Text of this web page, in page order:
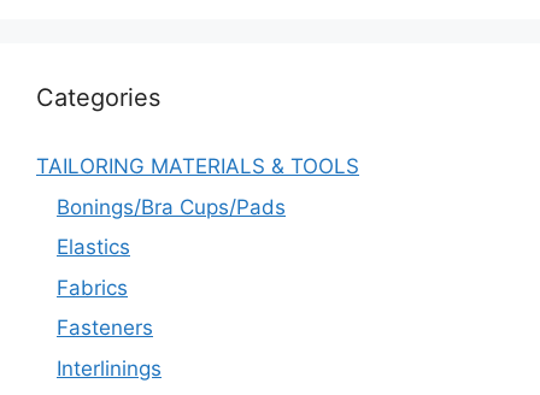
Categories
TAILORING MATERIALS & TOOLS
Bonings/Bra Cups/Pads
Elastics
Fabrics
Fasteners
Interlinings